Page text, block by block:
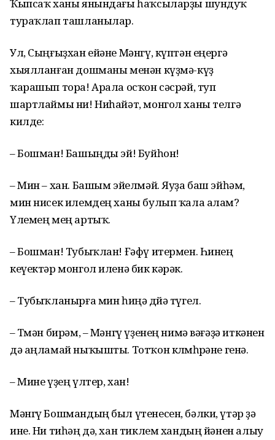
Ҡыпсаҡ ханы янындағы һаҡсыларҙы шундуҡ
тураҡлап ташланылар.
Ул, Сыңғыҙхан ейәне Мәнгү, күптән еңергә
хыялланған дошманы менән күҙмә-күҙ
ҡарашып тора! Арала осҡон сәсрәй, туп
шартлаймы ни! Ниһайәт, монгол ханы телгә
килде:
– Бошман! Башыңды эй! Буйһон!
– Мин – хан. Башым эйелмәй. Яуҙа баш эйһәм,
мин нисек илемдең ханы булып ҡала алам?
Үлемең мең артыҡ.
– Бошман! Тубыҡлан! Ғәфү итермен. Һинең
кеүектәр монгол иленә бик кәрәк.
– Тубыҡланырға мин һиңә дөйә түгел.
– Төмән бирәм, – Мәнгү үҙенең нимә вәғәҙә иткәнен
дә аңламай ныҡышты. Тотҡон көлөмһөрәне генә.
– Мине үҙең үлтер, хан!
Мәнгү Бошмандың был үтенесен, бәлки, үтәр ҙә
ине. Ни тиһәң дә, хан тиклем хандың йәнен алыу